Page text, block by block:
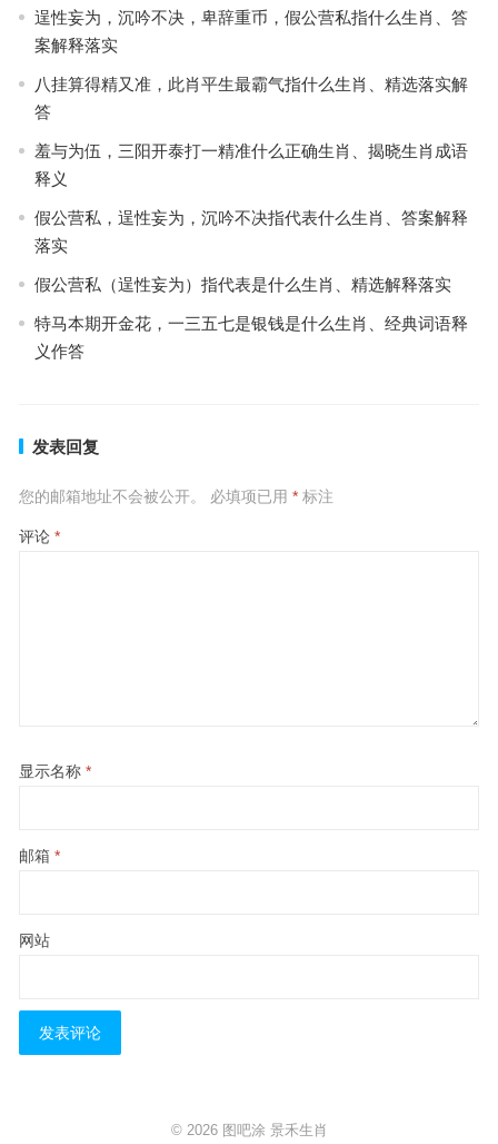
逞性妄为，沉吟不决，卑辞重币，假公营私指什么生肖、答
案解释落实
八挂算得精又准，此肖平生最霸气指什么生肖、精选落实解
答
羞与为伍，三阳开泰打一精准什么正确生肖、揭晓生肖成语
释义
假公营私，逞性妄为，沉吟不决指代表什么生肖、答案解释
落实
假公营私（逞性妄为）指代表是什么生肖、精选解释落实
特马本期开金花，一三五七是银钱是什么生肖、经典词语释
义作答
发表回复
您的邮箱地址不会被公开。 必填项已用 *标注
评论 *
显示名称 *
邮箱 *
网站
© 2026 图吧涂 景禾生肖